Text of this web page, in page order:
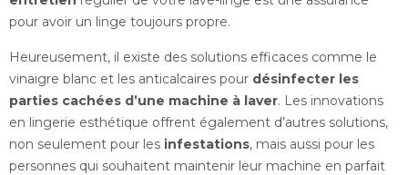
pour avoir un linge toujours propre.
Heureusement, il existe des solutions efficaces comme le
vinaigre blanc et les anticalcaires pour désinfecter les
parties cachées d’une machine à laver. Les innovations
en lingerie esthétique offrent également d’autres solutions,
non seulement pour les infestations, mais aussi pour les
personnes qui souhaitent maintenir leur machine en parfait